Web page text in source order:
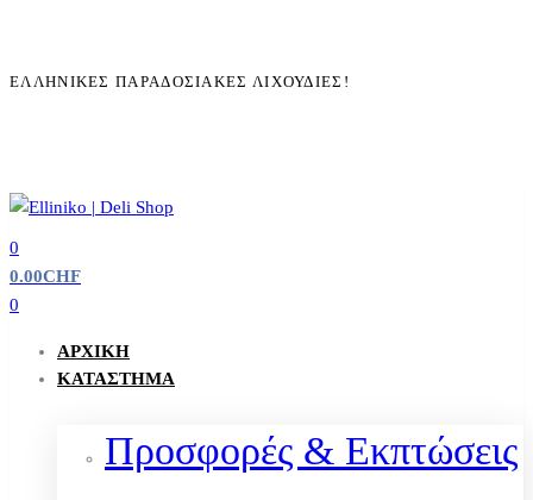
ΕΛΛΗΝΙΚΈΣ ΠΑΡΑΔΟΣΙΑΚΈΣ ΛΙΧΟΥΔΙΈΣ!
0
0.00CHF
0
ΑΡΧΙΚΉ
ΚΑΤΆΣΤΗΜΑ
Προσφορές & Εκπτώσεις